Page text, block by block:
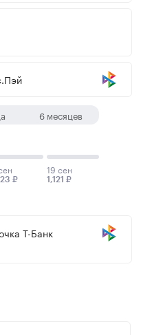
6 месяцев
₽
19 сен
1,121 ₽
Т-Банк